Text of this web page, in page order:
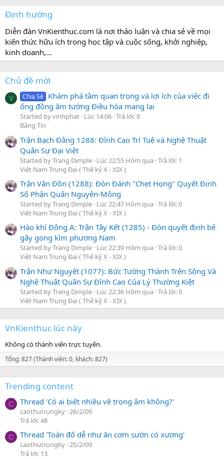
Định hướng
Diễn đàn VnKienthuc.com là nơi thảo luận và chia sẻ về mọi
kiến thức hữu ích trong học tập và cuộc sống, khởi nghiệp,
kinh doanh,...
Chủ đề mới
V Chia Sẻ Khám phá tầm quan trọng và lợi ích của việc đi
ống đồng âm tường Điều hòa mang lại
Started by vinhphat Lúc 14:06 Trả lời: 0
Bảng Tin
Trận Bạch Đằng 1288: Đỉnh Cao Trí Tuệ và Nghệ Thuật
Quân Sự Đại Việt
Started by Trang Dimple Lúc 22:55 Hôm qua Trả lời: 1
Việt Nam Trung Đại ( Thế kỷ X - XIX )
Trận Vân Đồn (1288): Đòn Đánh "Chẹt Họng" Quyết Định
Số Phận Quân Nguyên-Mông
Started by Trang Dimple Lúc 22:47 Hôm qua Trả lời: 0
Việt Nam Trung Đại ( Thế kỷ X - XIX )
Hào khí Đông A: Trận Tây Kết (1285) - Đòn quyết định bẻ
gãy gọng kìm phương Nam
Started by Trang Dimple Lúc 22:39 Hôm qua Trả lời: 0
Việt Nam Trung Đại ( Thế kỷ X - XIX )
Trận Như Nguyệt (1077): Bức Tường Thành Trên Sông Và
Nghệ Thuật Quân Sự Đỉnh Cao Của Lý Thường Kiệt
Started by Trang Dimple Lúc 22:36 Hôm qua Trả lời: 0
Việt Nam Trung Đại ( Thế kỷ X - XIX )
VnKienthuc lúc này
Không có thành viên trực tuyến.
Tổng: 827 (Thành viên: 0, khách: 827)
Trending content
C Thread 'Có ai biết nhiều về trọng âm không?'
caothutrungky 26/2/09
Trả lời: 48
C Thread 'Toán đố dễ như ăn cơm sườn có xương'
caothutrungky 25/2/09
Trả lời: 13